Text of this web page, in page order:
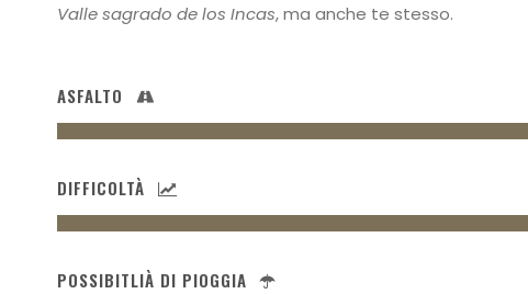
Valle sagrado de los Incas, ma anche te stesso.
ASFALTO
DIFFICOLTÀ
POSSIBITLIÀ DI PIOGGIA